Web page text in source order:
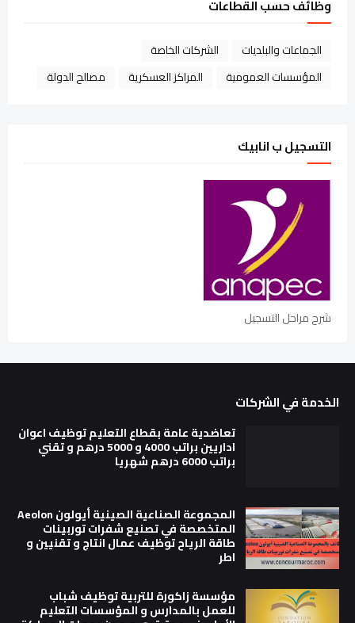
وظائف حسب القطاعات
الجماعات والبلديات
الشركات الخاصة
المؤسسات العمومية
المراكز العسكرية مصالح الدولة
التسجيل ب انابيك
شرح مراحل التسجيل
الخدمة في الشركات
تعاضدية عامة بقطاع التعليم توظيف اعوان
اداريين براتب 4000 و 5000 درهم و تقني
براتب 6000 درهم شهريا
المجموعة الصناعية الصينية أيولون Aeolon
المتخصصة في تصنيع شفرات توربينات
طاقة الرياح توظيف عمال انتاج و تقنيين و
اطر
مؤسسة زاكورة للتربية توظيف شباب
للعمل بالمدارس و المؤسسات التعليم